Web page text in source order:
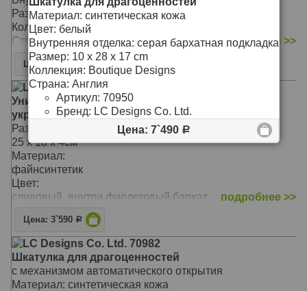
Размер: 20.5х12.5х5.5
Коллекция: DULWICH DESIGNS
Страна: Англия
подробнее >>
Цена: 7`990
LC Designs Co. Ltd. 73156
Универсальная плоская шкатулка для хранения
украшений и аксессуаров
Размеры:
25 x 18 x 4см
Материал:
файнсинтетик
Цвет:
сливовый, внутри фиолетовый бархат
подробнее >>
Цена: 3`590 Р
LC Designs Co. Ltd. 70982
Шкатулка для драгоценностей
с механизмом автоматического открытия
Материал: синтетическая кожа
Материал: синтетическая кожа
Цвет: белый
Внутренняя отделка: серая бархатная подкладка
Размер: 10 x 28 x 17 cm
Коллекция: Boutique Designs
Страна: Англия
Артикул: 70950
Бренд: LC Designs Co. Ltd.
Цена: 7`490 Р